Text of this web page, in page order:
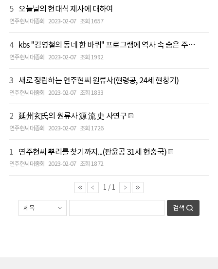
5 오늘날의 현대식 제사에 대하여
연주현씨대종회 2023-02-07 조회 1657
4 kbs "김영철의 동네 한 바퀴" 프로그램에 역사 속 숨은 주역이 살던 집 “250년 된 팽나무를 대문 삼은 고택 竹林亭”
연주현씨대종회 2023-02-07 조회 1992
3 새로 정립하는 연주현씨 원류사(현령공, 24세 현창기)
연주현씨대종회 2023-02-07 조회 1833
2 延州玄氏의 원류사 源 流 史 사연구
연주현씨대종회 2023-02-07 조회 1726
1 연주현씨 뿌리를 찾기까지...(판윤공 31세 현충국)
연주현씨대종회 2023-02-07 조회 1872
1 / 1
검색